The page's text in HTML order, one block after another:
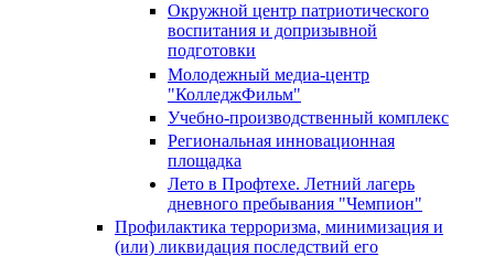
Окружной центр патриотического
воспитания и допризывной
подготовки
Молодежный медиа-центр
"КолледжФильм"
Учебно-производственный комплекс
Региональная инновационная
площадка
Лето в Профтехе. Летний лагерь
дневного пребывания "Чемпион"
Профилактика терроризма, минимизация и
(или) ликвидация последствий его